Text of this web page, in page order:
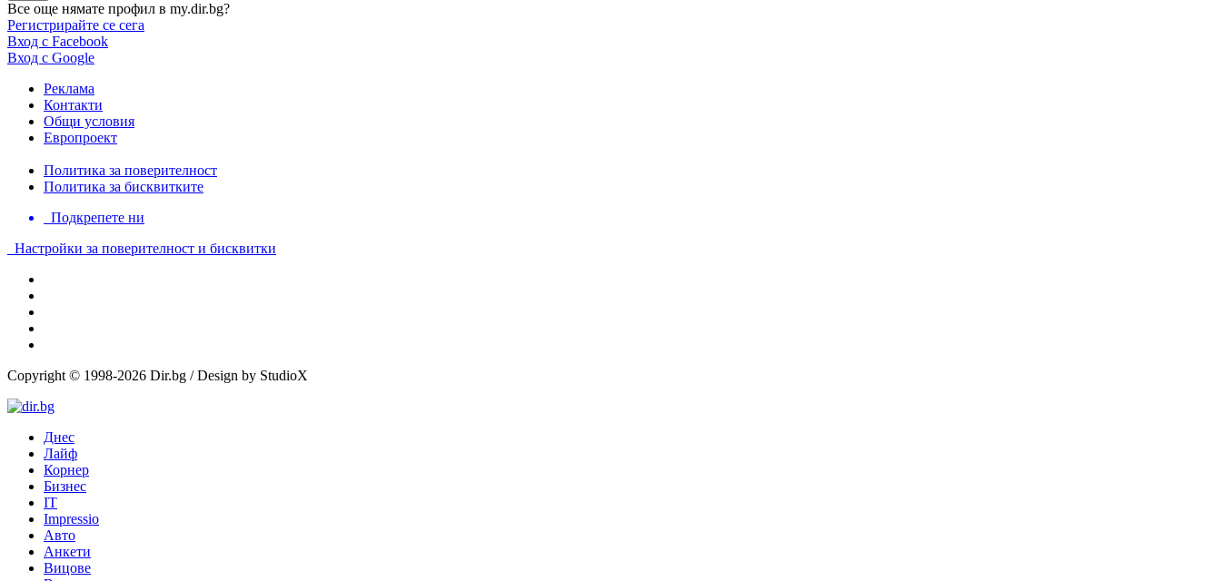
Все още нямате профил в my.dir.bg?
Регистрирайте се сега
Вход с Facebook
Вход с Google
Реклама
Контакти
Общи условия
Европроект
Политика за поверителност
Политика за бисквитките
Подкрепете ни
Настройки за поверителност и бисквитки
Copyright © 1998-2026 Dir.bg / Design by StudioX
Днес
Лайф
Корнер
Бизнес
IT
Impressio
Авто
Анкети
Вицове